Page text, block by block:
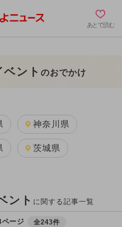
あとで読む
ベントのおでかけ
神奈川県
茨城県
ント に関する記事一覧
ージ 全243件